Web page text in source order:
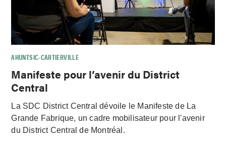
AHUNTSIC-CARTIERVILLE
Manifeste pour l’avenir du District
Central
La SDC District Central dévoile le Manifeste de La
Grande Fabrique, un cadre mobilisateur pour l'avenir
du District Central de Montréal.